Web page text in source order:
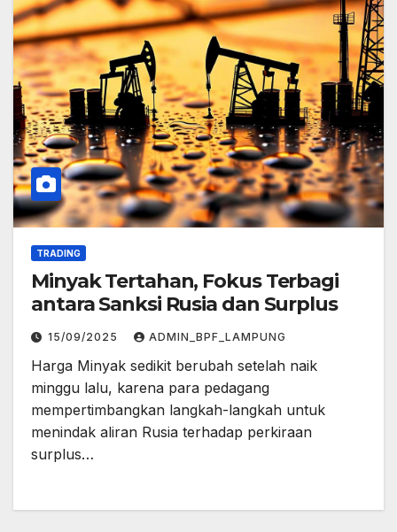
TRADING
Minyak Tertahan, Fokus Terbagi
antara Sanksi Rusia dan Surplus
15/09/2025 ADMIN_BPF_LAMPUNG
Harga Minyak sedikit berubah setelah naik
minggu lalu, karena para pedagang
mempertimbangkan langkah-langkah untuk
menindak aliran Rusia terhadap perkiraan
surplus…